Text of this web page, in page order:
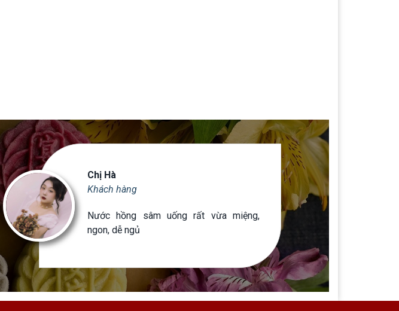
Chị Hà
Khách hàng
Nước hồng sâm uống rất vừa miệng,
ngon, dễ ngủ